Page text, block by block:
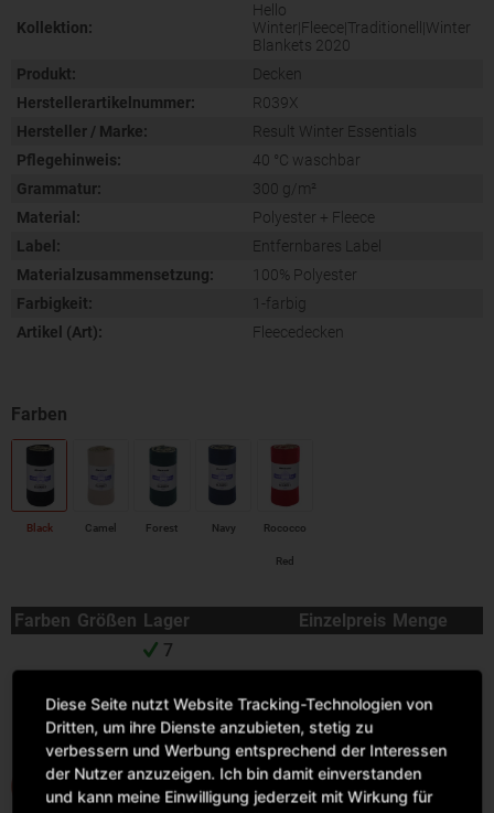
Kollektion:
Hello
Winter|Fleece|Traditionell|Winter
Blankets 2020
Produkt:
Decken
Herstellerartikelnummer:
R039X
Hersteller / Marke:
Result Winter Essentials
Pflegehinweis:
40 °C waschbar
Grammatur:
300 g/m²
Material:
Polyester + Fleece
Label:
Entfernbares Label
Materialzusammensetzung:
100% Polyester
Farbigkeit:
1-farbig
Artikel (Art):
Fleecedecken
Black Camel Forest Navy Rococco
Red
Farben Größen Lager Einzelpreis Menge
140 cm
7
Lieferzeit ca. 1-3
Werktage
IN DEN WARENKORB
Diese Seite nutzt Website Tracking-Technologien von
Dritten, um ihre Dienste anzubieten, stetig zu
verbessern und Werbung entsprechend der Interessen
der Nutzer anzuzeigen. Ich bin damit einverstanden
und kann meine Einwilligung jederzeit mit Wirkung für